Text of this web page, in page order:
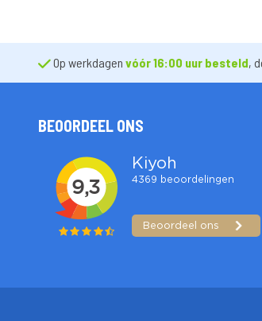
Op werkdagen vóór 16:00 uur besteld,
BEOORDEEL ONS